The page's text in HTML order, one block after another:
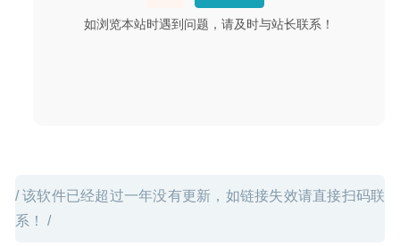
如浏览本站时遇到问题，请及时与站长联系！
/ 该软件已经超过一年没有更新，如链接失效请直接扫码联
系！ /
2020-04-03